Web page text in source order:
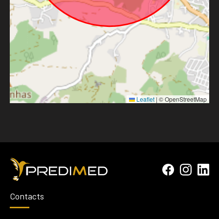
Leaflet | © OpenStreetMap
Contacts